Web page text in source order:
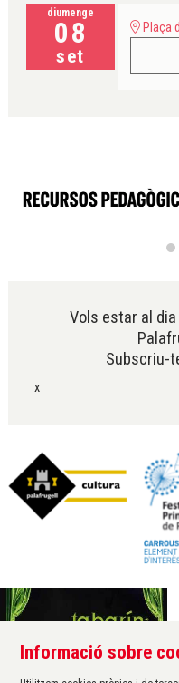
diumenge
08
set
Plaça
Vols estar al
Subscriu-
x
Àrea de cultura de
Carrer Santa Margarida, 1
Informació sobre